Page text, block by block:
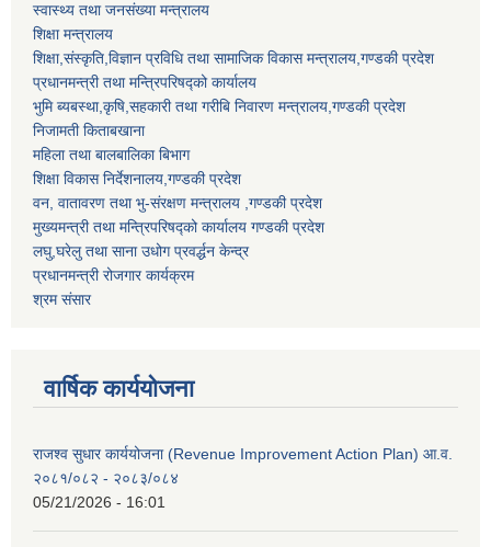
स्वास्थ्य तथा जनसंख्या मन्त्रालय
शिक्षा मन्त्रालय
शिक्षा,संस्कृति,विज्ञान प्रविधि तथा सामाजिक विकास मन्त्रालय,गण्डकी प्रदेश
प्रधानमन्त्री तथा मन्त्रिपरिषद्को कार्यालय
भुमि ब्यबस्था,कृषि,सहकारी तथा गरीबि निवारण मन्त्रालय,गण्डकी प्रदेश
निजामती किताबखाना
महिला तथा बालबालिका बिभाग
शिक्षा विकास निर्देशनालय,गण्डकी प्रदेश
वन, वातावरण तथा भु-संरक्षण मन्त्रालय ,गण्डकी प्रदेश
मुख्यमन्त्री तथा मन्त्रिपरिषद्को कार्यालय गण्डकी प्रदेश
लघु,घरेलु तथा साना उधोग प्रवर्द्धन केन्द्र
प्रधानमन्त्री रोजगार कार्यक्रम
श्रम संसार
वार्षिक कार्ययोजना
राजश्व सुधार कार्ययोजना (Revenue Improvement Action Plan) आ.व.
२०८१/०८२ - २०८३/०८४
05/21/2026 - 16:01